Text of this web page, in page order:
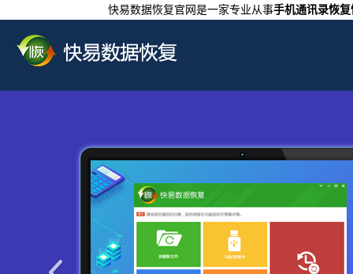
快易数据恢复官网是一家专业从事手机通讯录恢